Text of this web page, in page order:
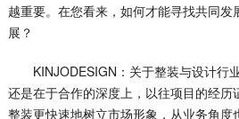
越重要。在您看来，如何才能寻找共同
展？
KINJODESIGN：关于整装与设计行
还是在于合作的深度上，以往项目的经历
整装更快速地树立市场形象，从业务角